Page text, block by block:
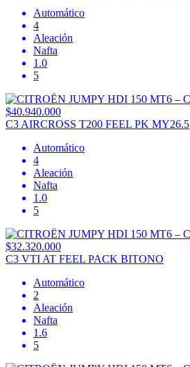
Automático
4
Aleación
Nafta
1.0
5
$40.940.000
C3 AIRCROSS T200 FEEL PK MY26.5
Automático
4
Aleación
Nafta
1.0
5
$32.320.000
C3 VTI AT FEEL PACK BITONO
Automático
2
Aleación
Nafta
1.6
5